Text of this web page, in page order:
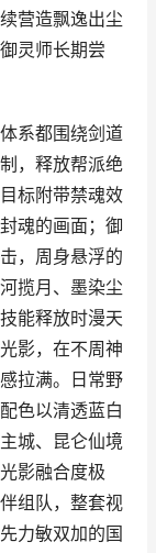
营造飘逸出尘
灵师长期尝
系都围绕剑道
，释放帮派绝
标附带禁魂效
魂的画面；御
，周身悬浮的
揽月、墨染尘
能释放时漫天
影，在不周神
拉满。日常野
色以清透蓝白
城、昆仑仙境
影融合度极
组队，整套视
力敏双加的国